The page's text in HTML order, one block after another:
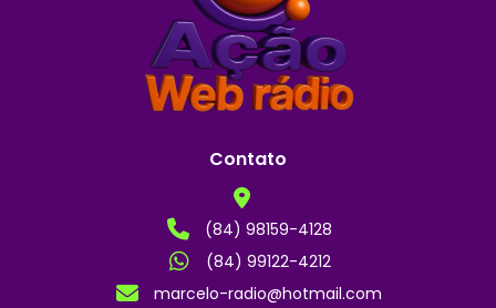
Contato
(84) 98159-4128
(84) 99122-4212
marcelo-radio@hotmail.com